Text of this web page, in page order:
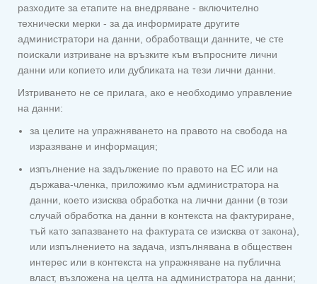
разходите за етапите на внедряване - включително
технически мерки - за да информирате другите
администратори на данни, обработващи данните, че сте
поискали изтриване на връзките към въпросните лични
данни или копието или дубликата на тези лични данни.
Изтриването не се прилага, ако е необходимо управление
на данни:
за целите на упражняването на правото на свобода на
изразяване и информация;
изпълнение на задължение по правото на ЕС или на
държава-членка, приложимо към администратора на
данни, което изисква обработка на лични данни (в този
случай обработка на данни в контекста на фактуриране,
тъй като запазването на фактурата се изисква от закона),
или изпълнението на задача, изпълнявана в обществен
интерес или в контекста на упражняване на публична
власт, възложена на целта на администратора на данни;